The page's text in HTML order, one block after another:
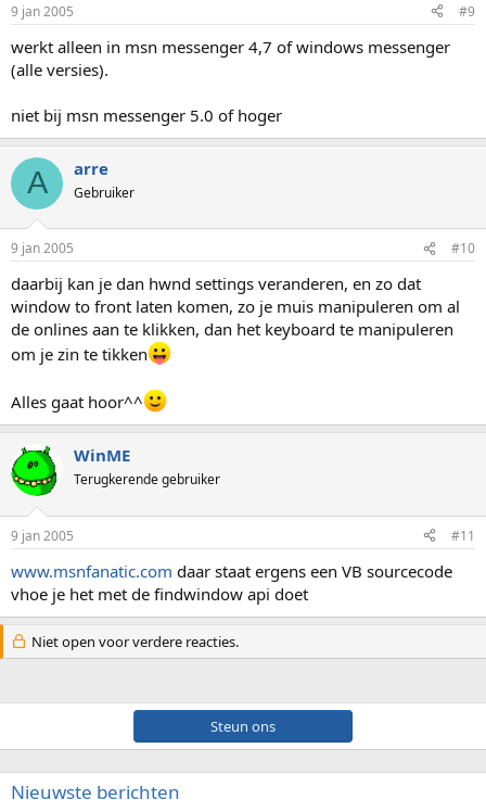
9 jan 2005 #9
werkt alleen in msn messenger 4,7 of windows messenger
(alle versies).
niet bij msn messenger 5.0 of hoger
A arre
Gebruiker
9 jan 2005 #10
daarbij kan je dan hwnd settings veranderen, en zo dat
window to front laten komen, zo je muis manipuleren om al
de onlines aan te klikken, dan het keyboard te manipuleren
om je zin te tikken
Alles gaat hoor^^
WinME
Terugkerende gebruiker
9 jan 2005 #11
www.msnfanatic.com daar staat ergens een VB sourcecode
vhoe je het met de findwindow api doet
Niet open voor verdere reacties.
Steun ons
Nieuwste berichten